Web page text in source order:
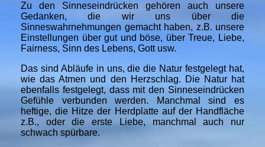
Zu den Sinneseindrücken gehören auch unsere
Gedanken, die wir uns über die
Sinneswahrnehmungen gemacht haben, z.B. unsere
Einstellungen über gut und böse, über Treue, Liebe,
Fairness, Sinn des Lebens, Gott usw.
Das sind Abläufe in uns, die die Natur festgelegt hat,
wie das Atmen und den Herzschlag. Die Natur hat
ebenfalls festgelegt, dass mit den Sinneseindrücken
Gefühle verbunden werden. Manchmal sind es
heftige, die Hitze der Herdplatte auf der Handfläche
z.B., oder die erste Liebe, manchmal auch nur
schwach spürbare.